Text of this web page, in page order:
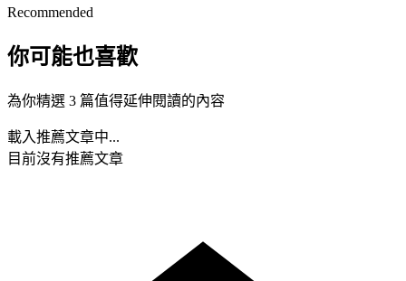
Recommended
你可能也喜歡
為你精選 3 篇值得延伸閱讀的內容
載入推薦文章中...
目前沒有推薦文章